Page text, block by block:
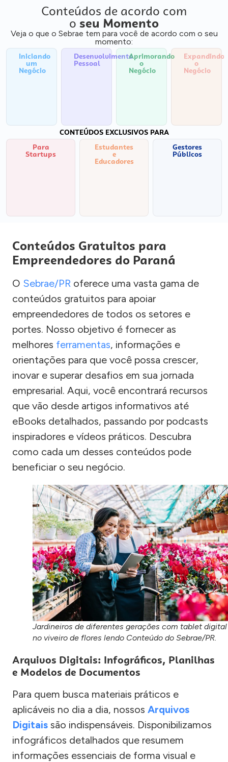
Conteúdos de acordo com
o seu Momento
Veja o que o Sebrae tem para você de acordo com o seu
momento:
Iniciando
um
Negócio
Desenvolvimento
Pessoal
Aprimorando
o
Negócio
Expandindo
o
Negócio
CONTEÚDOS EXCLUSIVOS PARA
Para
Startups
Estudantes
e
Educadores
Gestores
Públicos
Conteúdos Gratuitos para
Empreendedores do Paraná
O Sebrae/PR oferece uma vasta gama de
conteúdos gratuitos para apoiar
empreendedores de todos os setores e
portes. Nosso objetivo é fornecer as
melhores ferramentas, informações e
orientações para que você possa crescer,
inovar e superar desafios em sua jornada
empresarial. Aqui, você encontrará recursos
que vão desde artigos informativos até
eBooks detalhados, passando por podcasts
inspiradores e vídeos práticos. Descubra
como cada um desses conteúdos pode
beneficiar o seu negócio.
Jardineiros de diferentes gerações com tablet digital
no viveiro de flores lendo Conteúdo do Sebrae/PR.
Arquivos Digitais: Infográficos, Planilhas
e Modelos de Documentos
Para quem busca materiais práticos e
aplicáveis no dia a dia, nossos Arquivos
Digitais são indispensáveis. Disponibilizamos
infográficos detalhados que resumem
informações essenciais de forma visual e